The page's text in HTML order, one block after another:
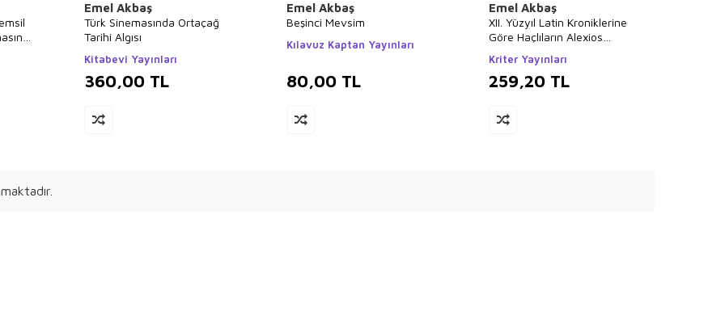
Emel Akbaş
Türk Sinemasında Ortaçağ
Tarihi Algısı
Kitabevi Yayınları
360,00 TL
Emel Akbaş
Beşinci Mevsim
Kılavuz Kaptan Yayınları
80,00 TL
Emel Akbaş
XII. Yüzyıl Latin Kroniklerine
Göre Haçlıların Alexios
Kriter Yayınları
259,20 TL